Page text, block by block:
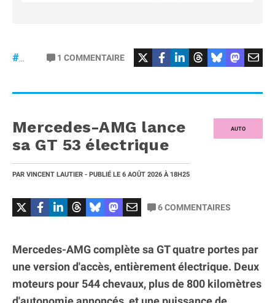
#Football #liga
1 COMMENTAIRE
AUTO
Mercedes-AMG lance
sa GT 53 électrique
PAR VINCENT LAUTIER - PUBLIÉ LE 6 AOÛT 2026 À 18H25
6COMMENTAIRES
Mercedes-AMG complète sa GT quatre portes par
une version d'accès, entièrement électrique. Deux
moteurs pour 544 chevaux, plus de 800 kilomètres